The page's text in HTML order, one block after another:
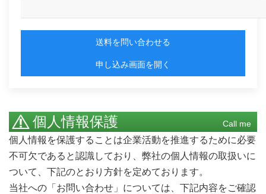
送料を問い合わせる
申し込み画面を開く
個人情報保護 Call me
個人情報を保護することは企業活動を推進するために必要
不可欠であると認識しており、弊社の個人情報の取扱いに
ついて、下記のとおり方針を定めております。
当社への「お問い合わせ」については、下記内容をご確認